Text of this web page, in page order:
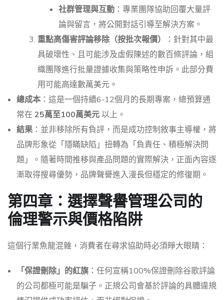
社群管理與互動 ：專業團隊協助回覆大量評
論與留言，將公開對話引導至解決方案。
重點高傷害評論移除（按批次報價）
：針對其中最
具破壞性、且可能涉及虛假陳述的數百條評論，組
織團隊進行批量證據收集與策略性申訴。此部分費
用可能高達數萬美元。
總成本 ：這是一個持續6-12個月的長期專案，總預算通
常在 25萬至100萬美元以上。
結果 ：並非移除所有負評，而是成功控制敘事主導權，將
品牌形象從「隱瞞缺陷」扭轉為「負責任、積極解決問
題」。隨著時間推移與產品問題的實際解決，正面內容逐
漸取得搜尋優勢，品牌聲譽進入漫長但穩定的修復期。
第四章：選擇聲譽管理公司的
倫理警示與價格陷阱
這個行業魚龍混雜，消費者在尋求協助時必須睜大眼睛：
「保證刪除」的紅旗 ：任何宣稱100%保證刪除谷歌評論
的公司都極可能是騙子。正規公司會基於評論的具體違規